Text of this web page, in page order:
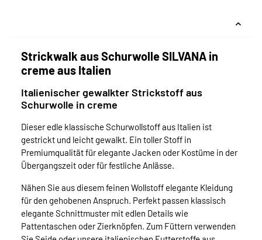
Strickwalk aus Schurwolle SILVANA in
creme aus Italien
Italienischer gewalkter Strickstoff aus
Schurwolle in creme
Dieser edle klassische Schurwollstoff aus Italien ist
gestrickt und leicht gewalkt. Ein toller Stoff in
Premiumqualität für elegante Jacken oder Kostüme in der
Übergangszeit oder für festliche Anlässe.
Nähen Sie aus diesem feinen Wollstoff elegante Kleidung
für den gehobenen Anspruch. Perfekt passen klassisch
elegante Schnittmuster mit edlen Details wie
Pattentaschen oder Zierknöpfen. Zum Füttern verwenden